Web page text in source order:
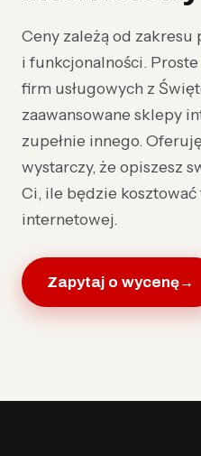
Ceny zależą od
i funkcjonalności.
firm usługowych z
zaawansowane sklepy
zupełnie innego.
wystarczy, że opiszesz
Ci, ile będzie
internetowej.
Zapytaj o wycenę→